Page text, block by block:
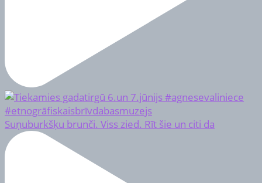
Suņuburkšķu brunči. Viss zied. Rīt šie un citi da